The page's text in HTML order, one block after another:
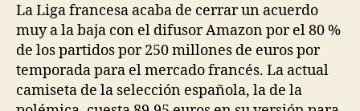
La Liga francesa acaba de cerrar un acuerdo
muy a la baja con el difusor Amazon por el 80 %
de los partidos por 250 millones de euros por
temporada para el mercado francés. La actual
camiseta de la selección española, la de la